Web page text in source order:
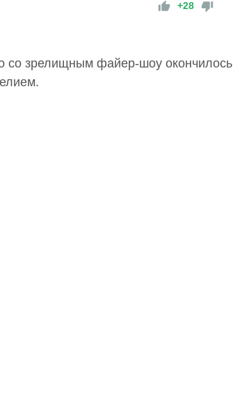
+28
со зрелищным файер-шоу окончилось